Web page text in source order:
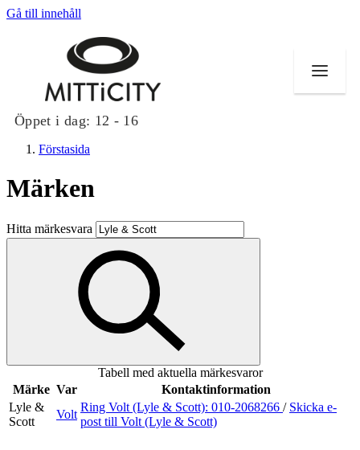
Gå till innehåll
Öppet i dag: 12 - 16
Butiker
Evenemang
Erbjudanden
Inspiration
Sök
Förstasida
Märken
Hitta märkesvara
Tabell med aktuella märkesvaror
Märke Var
Kontaktinformation
Lyle &
Scott
Volt
Ring Volt (Lyle & Scott): 010-2068266 / Skicka e-
post till Volt (Lyle & Scott)